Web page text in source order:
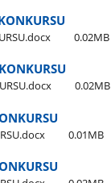
0.02MB
0.02MB
0.01MB